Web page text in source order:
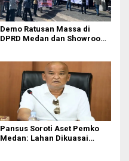
Demo Ratusan Massa di
DPRD Medan dan Showroom
Pansus Soroti Aset Pemko
Medan: Lahan Dikuasai